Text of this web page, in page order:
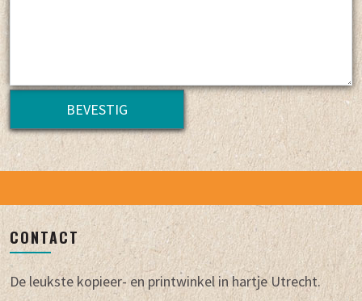
BEVESTIG
CONTACT
De leukste kopieer- en printwinkel in hartje Utrecht.